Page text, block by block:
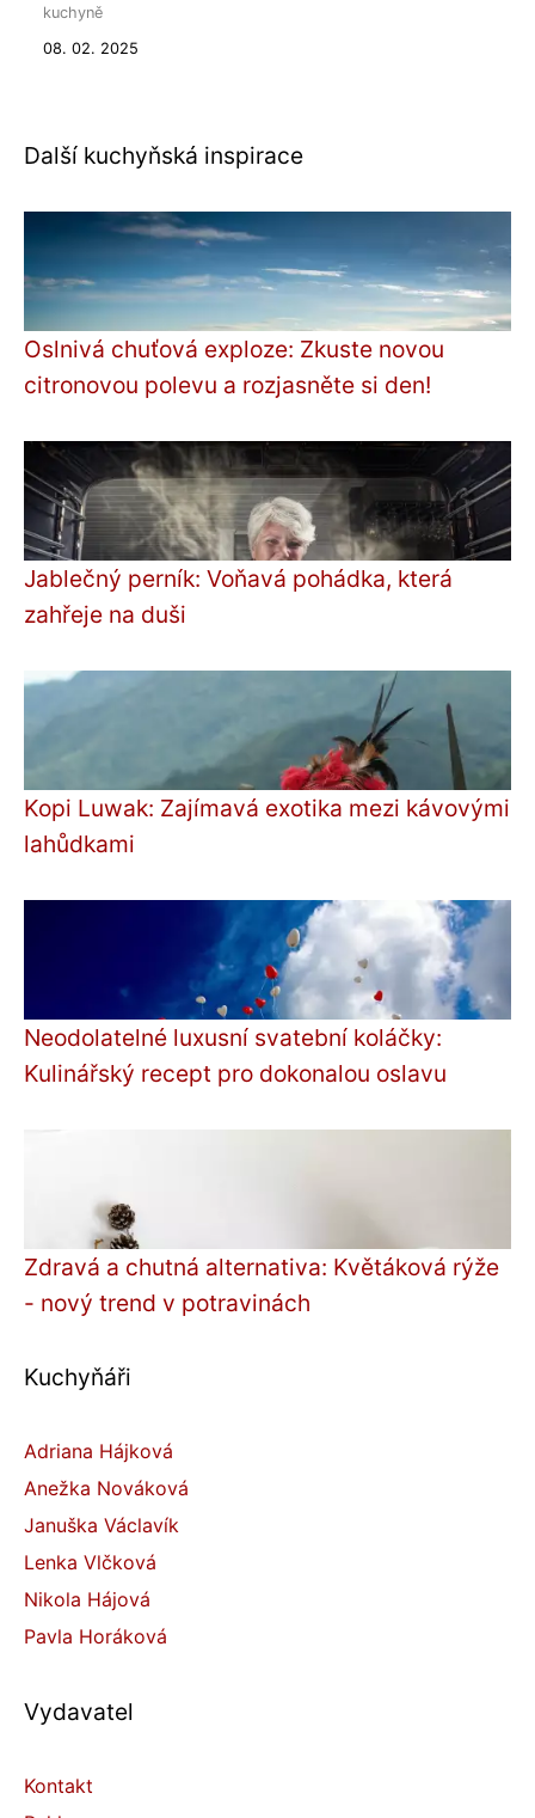
kuchyně
08. 02. 2025
Další kuchyňská inspirace
Oslnivá chuťová exploze: Zkuste novou
citronovou polevu a rozjasněte si den!
Jablečný perník: Voňavá pohádka, která
zahřeje na duši
Kopi Luwak: Zajímavá exotika mezi kávovými
lahůdkami
Neodolatelné luxusní svatební koláčky:
Kulinářský recept pro dokonalou oslavu
Zdravá a chutná alternativa: Květáková rýže
- nový trend v potravinách
Kuchyňáři
Adriana Hájková
Anežka Nováková
Januška Václavík
Lenka Vlčková
Nikola Hájová
Pavla Horáková
Vydavatel
Kontakt